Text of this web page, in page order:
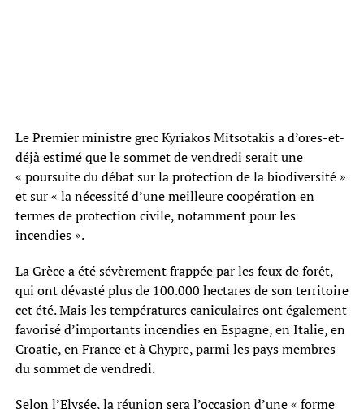
Le Premier ministre grec Kyriakos Mitsotakis a d’ores-et-
déjà estimé que le sommet de vendredi serait une
« poursuite du débat sur la protection de la biodiversité »
et sur « la nécessité d’une meilleure coopération en
termes de protection civile, notamment pour les
incendies ».
La Grèce a été sévèrement frappée par les feux de forêt,
qui ont dévasté plus de 100.000 hectares de son territoire
cet été. Mais les températures caniculaires ont également
favorisé d’importants incendies en Espagne, en Italie, en
Croatie, en France et à Chypre, parmi les pays membres
du sommet de vendredi.
Selon l’Elysée, la réunion sera l’occasion d’une « forme